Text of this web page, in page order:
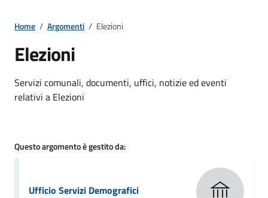
Home / Argomenti / Elezioni
Elezioni
Dettagli della notizia
Servizi comunali, documenti, uffici, notizie ed eventi
relativi a Elezioni
Questo argomento è gestito da:
Ufficio Servizi Demografici